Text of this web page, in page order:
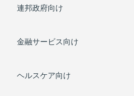
連邦政府向け
金融サービス向け
ヘルスケア向け